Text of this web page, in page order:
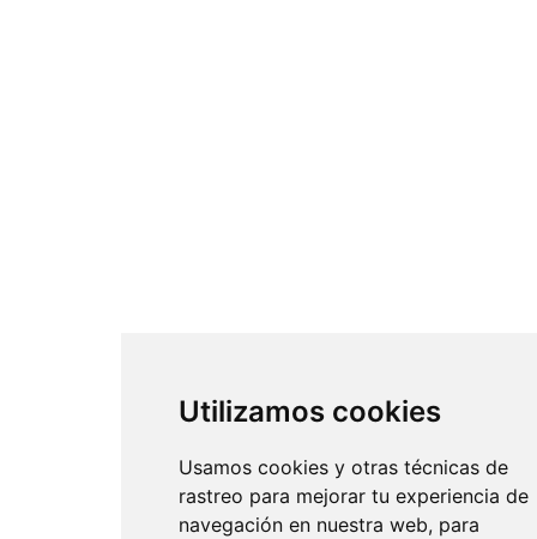
Utilizamos cookies
Usamos cookies y otras técnicas de
rastreo para mejorar tu experiencia de
navegación en nuestra web, para